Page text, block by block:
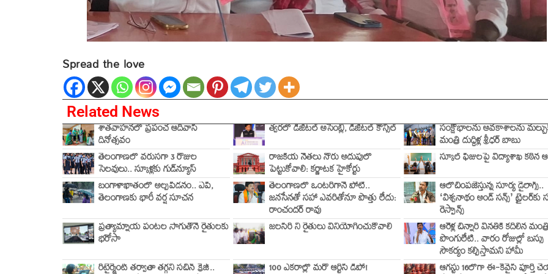
Spread the love
Related News
శాతవాహనలో ప్రపంచ ఆదివాసీ
దినోత్సవం
త్వరలో డిజిటల్ అసెంబ్లీ, డిజిటల్ కౌన్సిల్ సంక్షోభాలను అవకాశాలను
మంత్రి దుద్దిళ్ల శ్రీధర్ బాబు
తెలంగాణలో వరుసగా 3 రోజుల
సెలవులు.. స్కూళ్లకు గుడ్‌న్యూస్
రాజకీయ నేతలు నోరు అదుపులో
పెట్టుకోవాలి: కర్ణాటక హైకోర్టు
స్కూల్ ఫీజులపై విద్యాశాఖ కఠిన
బంగాళాఖాతంలో అల్పపీడనం.. ఏపీ,
తెలంగాణకు భారీ వర్ష సూచన
తెలంగాణలో ఒంటరిగానే పోటీ..
జనసేనతో సహా ఎవరితోనూ పొత్తు లేదు:
రాంచందర్ రావు
ఆలోచింపజేస్తున్న సూర్య డైలాగ్స్..
‘విశ్వనాథం అండ్ సన్స్’ ట్రైలర్‌కు
రెస్పాన్స్
ప్రత్యామ్నాయ పంటల సాగుతోనే రైతులకు
భరోసా
జలసిరి ని రైతులు వినియోగించుకోవాలి ఆరేళ్ల చిన్నారి వినతికి కదిలిన మంత్రి
పొంగులేటి.. వారం రోజుల్లో బస్సు
సౌకర్యం కల్పిస్తామని హామీ
రిటైర్మెంట్ తర్వాతా తగ్గని సచిన్ క్రేజ్..
100 ఎకరాల్లో మరో ఆర్టీసీ డిపో! ఆగస్టు 16లోగా ఈ-కేవైసీ పూర్తి